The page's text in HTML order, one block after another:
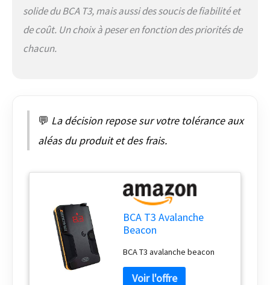
solide du BCA T3, mais aussi des soucis de fiabilité et
de coût. Un choix à peser en fonction des priorités de
chacun.
💬 La décision repose sur votre tolérance aux
aléas du produit et des frais.
BCA T3 Avalanche
Beacon
BCA T3 avalanche beacon